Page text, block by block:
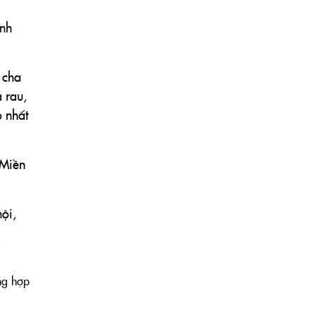
rau,
nhất
hợp